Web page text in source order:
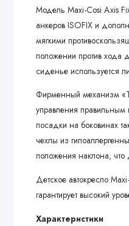
Модель Maxi-Cosi Axis
анкеров ISOFIX и
мягкими
положении против хода
сиденье используется
Фирменный механизм
управления
посадки на боковинах
чехлы из
положения наклона, что
Детское автокресло
гарантирует высокий
Характеристики